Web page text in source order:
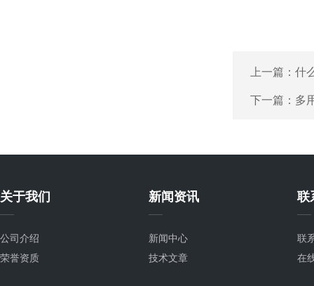
上一篇： 什
下一篇： 多
关于我们
公司介绍
荣誉资质
新闻资讯
新闻中心
技术文章
联
联
在